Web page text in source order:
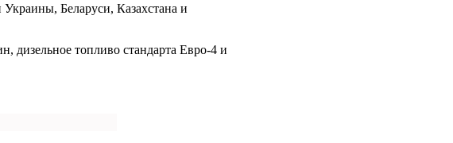
Беларуси, Казахстана и
дизельное топливо стандарта Евро-4 и